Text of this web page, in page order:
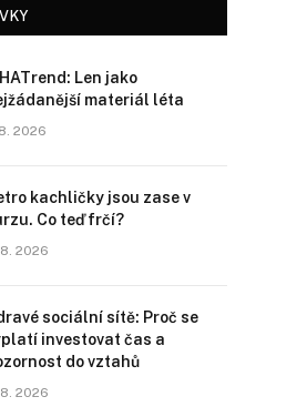
Len jako
materiál léta
2026
kachličky jsou zase v
Co teď frčí?
2026
sociální sítě: Proč se
investovat čas a
do vztahů
2026